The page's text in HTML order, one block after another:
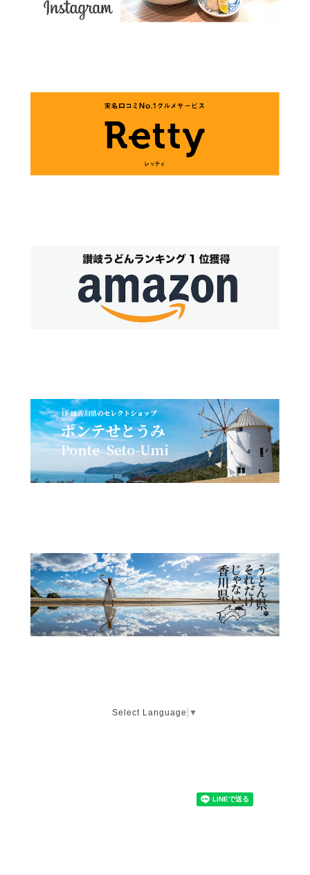
Select Language ▼